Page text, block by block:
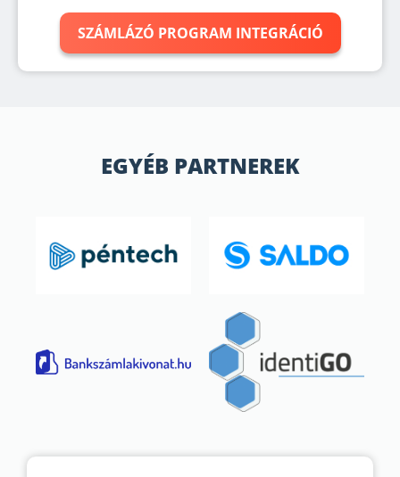
SZÁMLÁZÓ PROGRAM INTEGRÁCIÓ
EGYÉB PARTNEREK